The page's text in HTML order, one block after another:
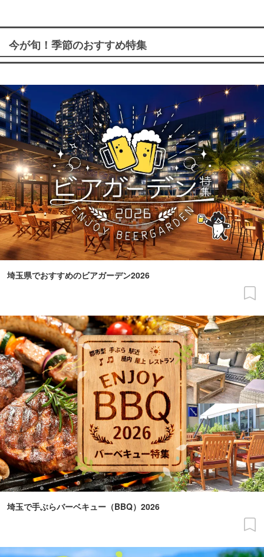
今が旬！季節のおすすめ特集
埼玉県でおすすめのビアガーデン2026
埼玉で手ぶらバーベキュー（BBQ）2026